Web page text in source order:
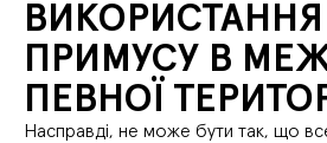
ВИКОРИСТАННЯ
ПРИМУСУ В
ПЕВНОЇ
Насправді, не може бути так, що